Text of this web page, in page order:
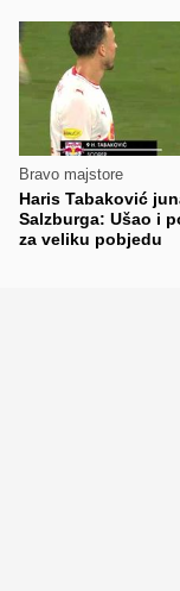
Bravo majstore
Haris Tabaković
Salzburga: Ušao i
za veliku pobjedu